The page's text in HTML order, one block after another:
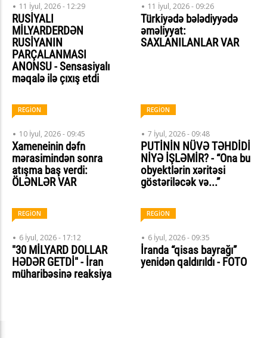
11 İyul, 2026 - 12:29
RUSİYALI
MİLYARDERDƏN
RUSİYANIN
PARÇALANMASI
ANONSU - Sensasiyalı
məqalə ilə çıxış etdi
11 İyul, 2026 - 09:26
Türkiyədə bələdiyyədə
əməliyyat:
SAXLANILANLAR VAR
REGİON
10 İyul, 2026 - 09:45
Xameneinin dəfn
mərasimindən sonra
atışma baş verdi:
ÖLƏNLƏR VAR
REGİON
7 İyul, 2026 - 09:48
PUTİNİN NÜVƏ TƏHDİDİ
NİYƏ İŞLƏMİR? - “Ona bu
obyektlərin xəritəsi
göstəriləcək və...”
REGİON
6 İyul, 2026 - 17:12
"30 MİLYARD DOLLAR
HƏDƏR GETDİ" - İran
müharibəsinə reaksiya
REGİON
6 İyul, 2026 - 09:35
İranda “qisas bayrağı”
yenidən qaldırıldı - FOTO